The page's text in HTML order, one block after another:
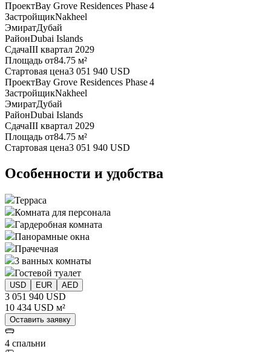
ПроектBay Grove Residences Phase 4
ЗастройщикNakheel
ЭмиратДубай
РайонDubai Islands
СдачаIII квартал 2029
Площадь от84.75 м²
Стартовая цена3 051 940 USD
ПроектBay Grove Residences Phase 4
ЗастройщикNakheel
ЭмиратДубай
РайонDubai Islands
СдачаIII квартал 2029
Площадь от84.75 м²
Стартовая цена3 051 940 USD
Особенности и удобства
Терраса
Комната для персонала
Гардеробная комната
Панорамные окна
Прачечная
3 ванных комнаты
Гостевой туалет
USD EUR AED
3 051 940 USD
10 434 USD м²
Оставить заявку
4 спальни